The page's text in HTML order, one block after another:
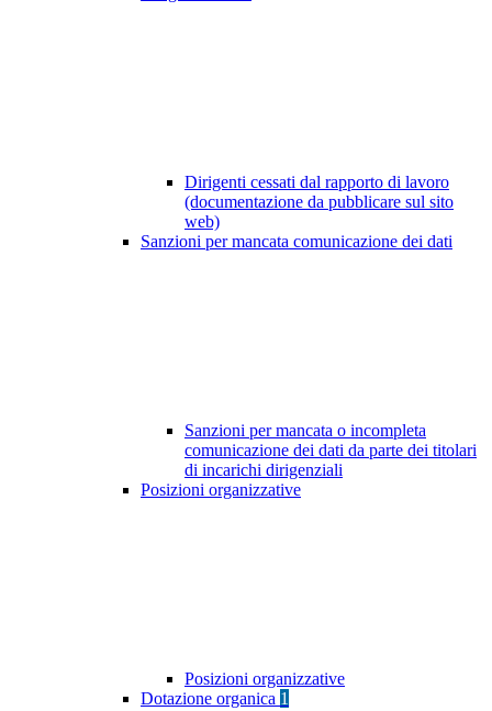
Dirigenti cessati dal rapporto di lavoro
(documentazione da pubblicare sul sito
web)
Sanzioni per mancata comunicazione dei dati
Sanzioni per mancata o incompleta
comunicazione dei dati da parte dei titolari
di incarichi dirigenziali
Posizioni organizzative
Posizioni organizzative
Dotazione organica 1